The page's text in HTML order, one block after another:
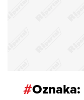
#Oznaka: